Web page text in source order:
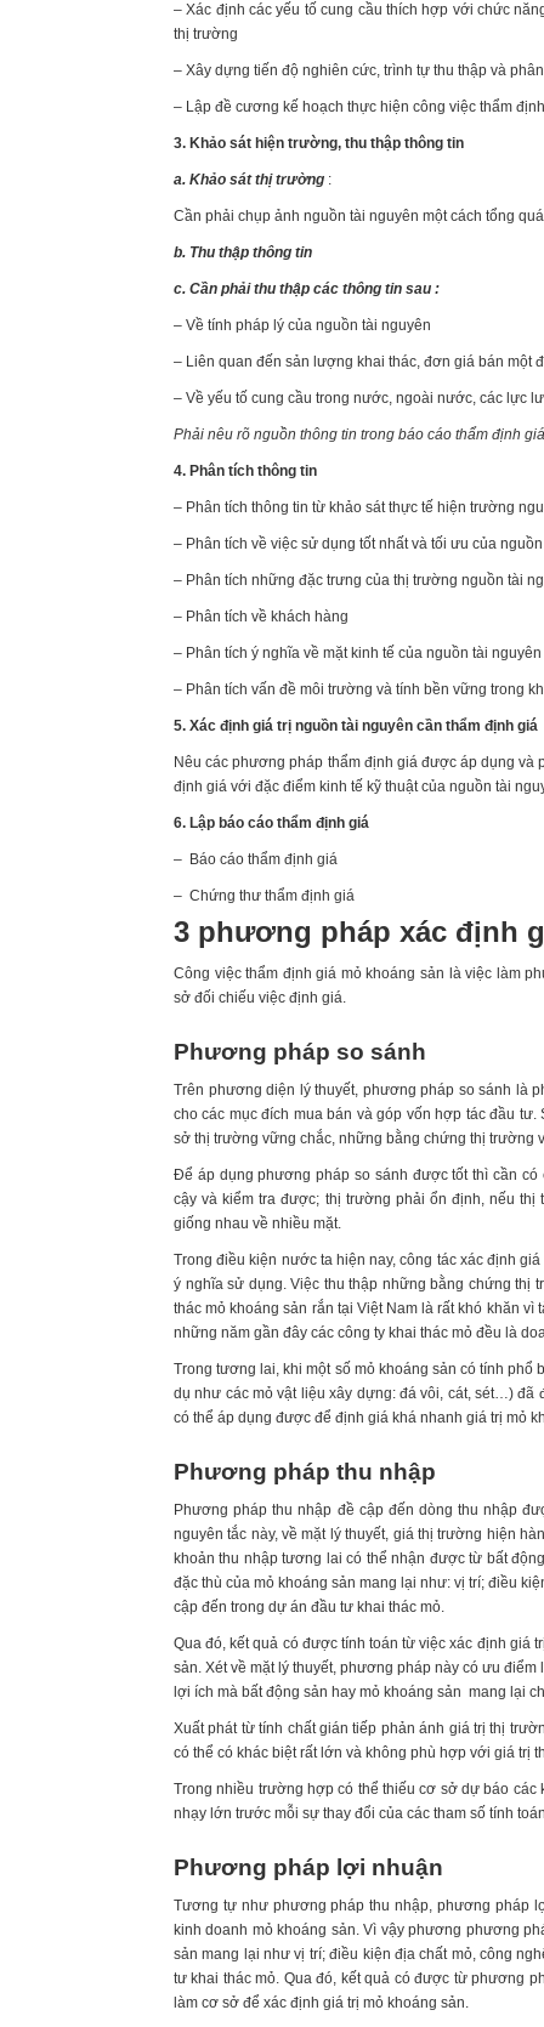
– Xác định các yếu tố cung cầu thích hợp với chức
thị trường
– Xây dựng tiến độ nghiên cức, trình tự thu thập và
– Lập đề cương kế hoạch thực hiện công việc thẩm
3. Khảo sát hiện trường, thu thập thông tin
a. Khảo sát thị trường :
Cần phải chụp ảnh nguồn tài nguyên một cách tổng
b. Thu thập thông tin
c. Cần phải thu thập các thông tin sau :
– Về tính pháp lý của nguồn tài nguyên
– Liên quan đến sản lượng khai thác, đơn giá bán một
– Về yếu tố cung cầu trong nước, ngoài nước, các lực
Phải nêu rõ nguồn thông tin trong báo cáo thẩm định
4. Phân tích thông tin
– Phân tích thông tin từ khảo sát thực tế hiện trường
– Phân tích về việc sử dụng tốt nhất và tối ưu của
– Phân tích những đặc trưng của thị trường nguồn tài
– Phân tích về khách hàng
– Phân tích ý nghĩa về mặt kinh tế của nguồn tài
– Phân tích vấn đề môi trường và tính bền vững trong
5. Xác định giá trị nguồn tài nguyên cần thẩm định giá
Nêu các phương pháp thẩm định giá được áp dụng
định giá với đặc điểm kinh tế kỹ thuật của nguồn tài
6. Lập báo cáo thẩm định giá
– Báo cáo thẩm định giá
– Chứng thư thẩm định giá
3 phương pháp xác định
Công việc thẩm định giá mỏ khoáng sản là việc làm
sở đối chiếu việc định giá.
Phương pháp so sánh
Trên phương diện lý thuyết, phương pháp so sánh là
cho các mục đích mua bán và góp vốn hợp tác đầu
sở thị trường vững chắc, những bằng chứng thị trường
Để áp dụng phương pháp so sánh được tốt thì cần
cậy và kiểm tra được; thị trường phải ổn định, nếu
giống nhau về nhiều mặt.
Trong điều kiện nước ta hiện nay, công tác xác định
ý nghĩa sử dụng. Việc thu thập những bằng chứng thị
thác mỏ khoáng sản rắn tại Việt Nam là rất khó khăn
những năm gần đây các công ty khai thác mỏ đều là
Trong tương lai, khi một số mỏ khoáng sản có tính
dụ như các mỏ vật liệu xây dựng: đá vôi, cát, sét…)
có thể áp dụng được để định giá khá nhanh giá trị mỏ
Phương pháp thu nhập
Phương pháp thu nhập đề cập đến dòng thu nhập
nguyên tắc này, về mặt lý thuyết, giá thị trường hiện
khoản thu nhập tương lai có thể nhận được từ bất
đặc thù của mỏ khoáng sản mang lại như: vị trí; điều
cập đến trong dự án đầu tư khai thác mỏ.
Qua đó, kết quả có được tính toán từ việc xác định giá
sản. Xét về mặt lý thuyết, phương pháp này có ưu
lợi ích mà bất động sản hay mỏ khoáng sản mang lại
Xuất phát từ tính chất gián tiếp phản ánh giá trị thị
có thể có khác biệt rất lớn và không phù hợp với giá trị
Trong nhiều trường hợp có thể thiếu cơ sở dự báo
nhạy lớn trước mỗi sự thay đổi của các tham số tính
Phương pháp lợi nhuận
Tương tự như phương pháp thu nhập, phương pháp
kinh doanh mỏ khoáng sản. Vì vậy phương phương
sản mang lại như vị trí; điều kiện địa chất mỏ, công
tư khai thác mỏ. Qua đó, kết quả có được từ phương
làm cơ sở để xác định giá trị mỏ khoáng sản.